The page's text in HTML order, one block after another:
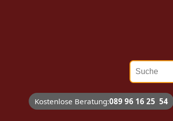
Suche
Kostenlose Beratung:089 96 16 25 54